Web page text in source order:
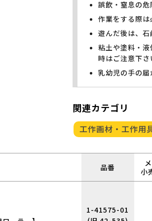
誤飲・窒息の危
作業をする際は
遊んだ後は、石
粘土や塗料・
時はご注意下さ
乳幼児の手の届
関連カテゴリ
工作画材・工作用
品番
小
1-41575-01